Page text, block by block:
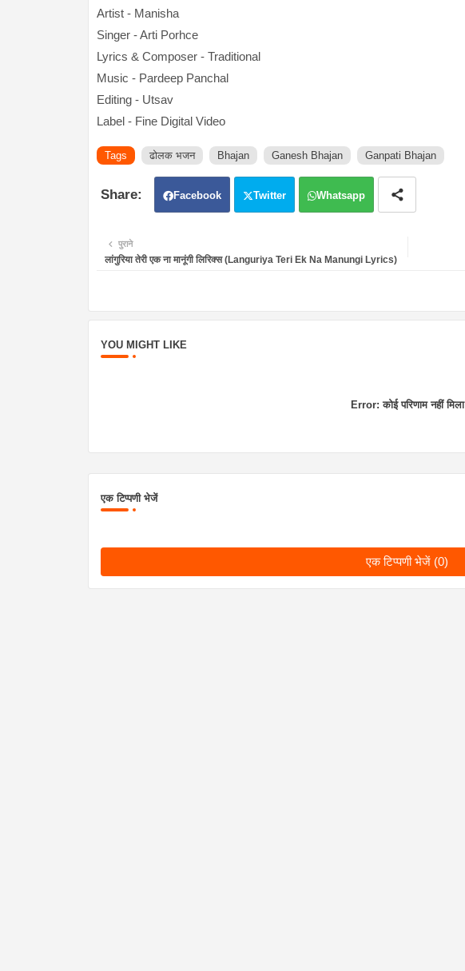
Artist - Manisha
Singer - Arti Porhce
Lyrics & Composer - Traditional
Music - Pardeep Panchal
Editing - Utsav
Label - Fine Digital Video
Tags ढोलक भजन Bhajan Ganesh Bhajan Ganpati Bhajan
Facebook Twitter Whatsapp
पुराने
लांगुरिया तेरी एक ना मानूंगी लिरिक्स (Languriya Teri Ek Na Manungi Lyrics)
YOU MIGHT LIKE
Error: कोई परिणाम नहीं मिला
एक टिप्पणी भेजें
एक टिप्पणी भेजें (0)